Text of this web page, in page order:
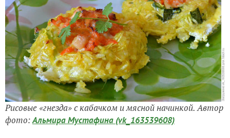
Рисовые «гнезда» с кабачком и мясной начинкой. Автор
фото:Альмира Мустафина (vk_163539608)